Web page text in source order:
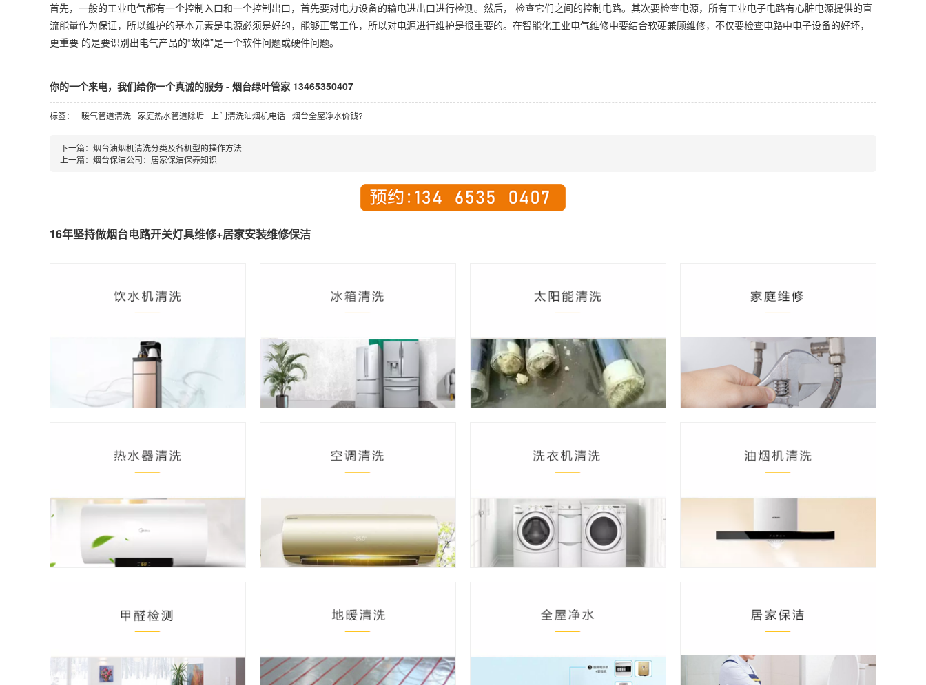
首先，一般的工业电气都有一个控制入口和一个控制出口，首先要对电力设备的输电进出口进行检测。然后， 检查它们之间的控制电路。其次要检查电源，所有工业电子电路有心脏电源提供的直
流能量作为保证，所以维护的基本元素是电源必须是好的，能够正常工作，所以对电源进行维护是很重要的。在智能化工业电气维修中要结合软硬兼顾维修，不仅要检查电路中电子设备的好坏，
更重要 的是要识别出电气产品的“故障”是一个软件问题或硬件问题。
你的一个来电，我们给你一个真诚的服务 - 烟台绿叶管家 13465350407
标签： 暖气管道清洗 家庭热水管道除垢 上门清洗油烟机电话 烟台全屋净水价钱?
下一篇： 烟台油烟机清洗分类及各机型的操作方法
上一篇： 烟台保洁公司：居家保洁保养知识
16年坚持做烟台电路开关灯具维修+居家安装维修保洁